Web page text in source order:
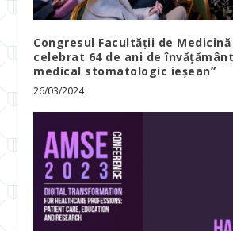
Congresul Facultății de Medicină
celebrat 64 de ani de
medical stomatologic ieșean”
26/03/2024